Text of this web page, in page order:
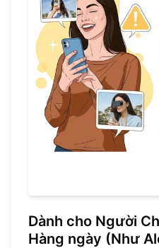
Dành cho Người
Hàng ngày (Như